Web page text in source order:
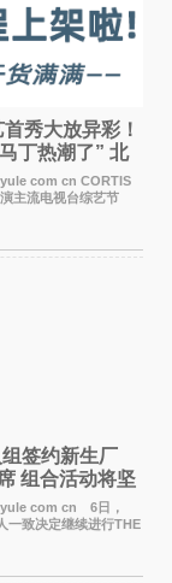
秀大放异彩！
丁热潮了” 北
cn CORTIS
主流电视台综艺节
力。 马丁出演了5日
》Fashion与Passion
签约新生厂
组合活动将坚
com cn 6日，
一致决定继续进行THE
完成了组合团体活动
进行活动准备。尚未